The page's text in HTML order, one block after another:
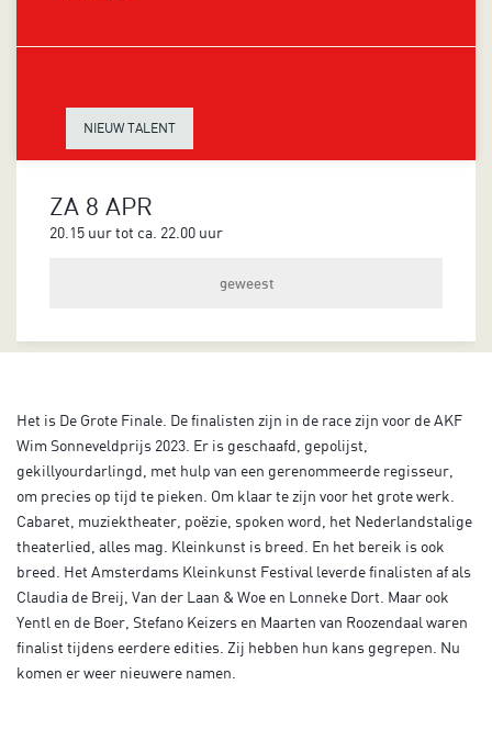
NIEUW TALENT
ZA 8 APR
20.15 uurtot ca. 22.00 uur
geweest
Het is De Grote Finale. De finalisten zijn in de race zijn voor de AKF
Wim Sonneveldprijs 2023. Er is geschaafd, gepolijst,
gekillyourdarlingd, met hulp van een gerenommeerde regisseur,
om precies op tijd te pieken. Om klaar te zijn voor het grote werk.
Cabaret, muziektheater, poëzie, spoken word, het Nederlandstalige
theaterlied, alles mag. Kleinkunst is breed. En het bereik is ook
breed. Het Amsterdams Kleinkunst Festival leverde finalisten af als
Claudia de Breij, Van der Laan & Woe en Lonneke Dort. Maar ook
Yentl en de Boer, Stefano Keizers en Maarten van Roozendaal waren
finalist tijdens eerdere edities. Zij hebben hun kans gegrepen. Nu
komen er weer nieuwere namen.